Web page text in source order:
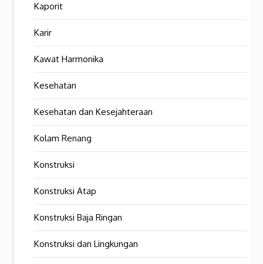
Kaporit
Karir
Kawat Harmonika
Kesehatan
Kesehatan dan Kesejahteraan
Kolam Renang
Konstruksi
Konstruksi Atap
Konstruksi Baja Ringan
Konstruksi dan Lingkungan